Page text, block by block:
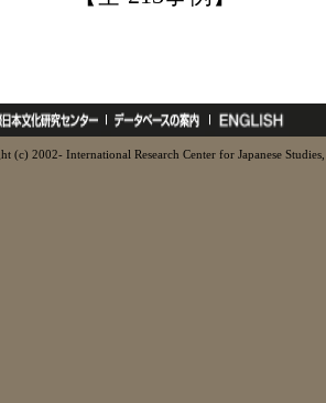
(c) 2002- International Research Center for Japanese